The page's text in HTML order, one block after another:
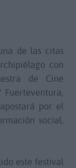
de las citas
con
de Cine
Fuerteventura,
por el
social,
este festival